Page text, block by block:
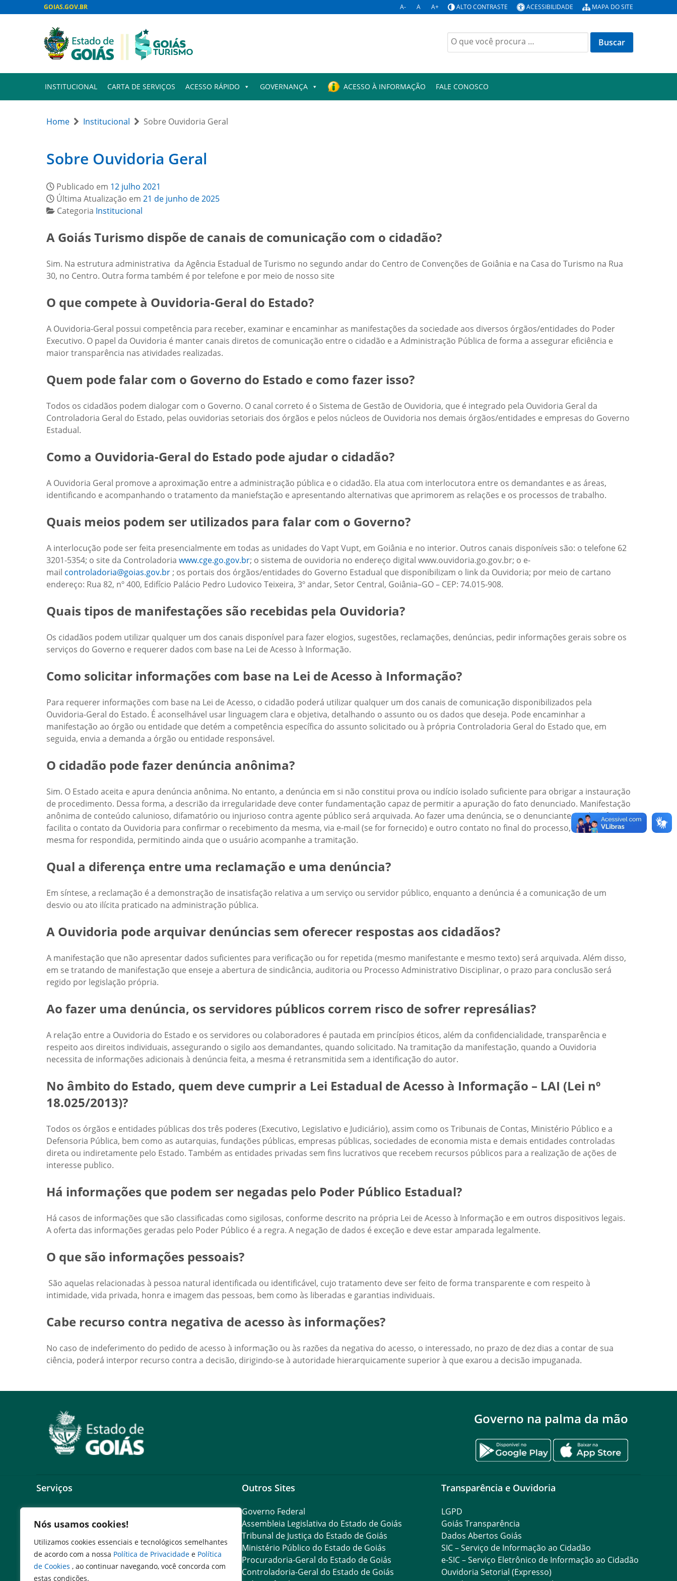
Nós usamos cookies!
Utilizamos cookies essenciais e tecnológicos semelhantes
de acordo com a nossa Política de Privacidade e Política
de Cookies , ao continuar navegando, você concorda com
estas condições.
GOIAS.GOV.BR A- A A+ ALTO CONTRASTE ACESSIBILIDADE MAPA DO SITE
Buscar
por:
INSTITUCIONAL CARTA DE SERVIÇOS ACESSO RÁPIDO GOVERNANÇA ACESSO À INFORMAÇÃO FALE CONOSCO
Home Institucional Sobre Ouvidoria Geral
Sobre Ouvidoria Geral
Publicado em 12 julho 2021
Última Atualização em 21 de junho de 2025
Categoria Institucional
A Goiás Turismo dispõe de canais de comunicação com o cidadão?
Sim. Na estrutura administrativa da Agência Estadual de Turismo no segundo andar do Centro de Convenções de Goiânia e na Casa do Turismo na Rua
30, no Centro. Outra forma também é por telefone e por meio de nosso site
O que compete à Ouvidoria-Geral do Estado?
A Ouvidoria-Geral possui competência para receber, examinar e encaminhar as manifestações da sociedade aos diversos órgãos/entidades do Poder
Executivo. O papel da Ouvidoria é manter canais diretos de comunicação entre o cidadão e a Administração Pública de forma a assegurar eficiência e
maior transparência nas atividades realizadas.
Quem pode falar com o Governo do Estado e como fazer isso?
Todos os cidadãos podem dialogar com o Governo. O canal correto é o Sistema de Gestão de Ouvidoria, que é integrado pela Ouvidoria Geral da
Controladoria Geral do Estado, pelas ouvidorias setoriais dos órgãos e pelos núcleos de Ouvidoria nos demais órgãos/entidades e empresas do Governo
Estadual.
Como a Ouvidoria-Geral do Estado pode ajudar o cidadão?
A Ouvidoria Geral promove a aproximação entre a administração pública e o cidadão. Ela atua com interlocutora entre os demandantes e as áreas,
identificando e acompanhando o tratamento da maniefstação e apresentando alternativas que aprimorem as relações e os processos de trabalho.
Quais meios podem ser utilizados para falar com o Governo?
A interlocução pode ser feita presencialmente em todas as unidades do Vapt Vupt, em Goiânia e no interior. Outros canais disponíveis são: o telefone 62
3201-5354; o site da Controladoria www.cge.go.gov.br; o sistema de ouvidoria no endereço digital www.ouvidoria.go.gov.br; o e-
mail controladoria@goias.gov.br ; os portais dos órgãos/entidades do Governo Estadual que disponibilizam o link da Ouvidoria; por meio de cartano
endereço: Rua 82, nº 400, Edifício Palácio Pedro Ludovico Teixeira, 3º andar, Setor Central, Goiânia–GO – CEP: 74.015-908.
Quais tipos de manifestações são recebidas pela Ouvidoria?
Os cidadãos podem utilizar qualquer um dos canais disponível para fazer elogios, sugestões, reclamações, denúncias, pedir informações gerais sobre os
serviços do Governo e requerer dados com base na Lei de Acesso à Informação.
Como solicitar informações com base na Lei de Acesso à Informação?
Para requerer informações com base na Lei de Acesso, o cidadão poderá utilizar qualquer um dos canais de comunicação disponibilizados pela
Ouvidoria-Geral do Estado. É aconselhável usar linguagem clara e objetiva, detalhando o assunto ou os dados que deseja. Pode encaminhar a
manifestação ao órgão ou entidade que detém a competência específica do assunto solicitado ou à própria Controladoria Geral do Estado que, em
seguida, envia a demanda a órgão ou entidade responsável.
O cidadão pode fazer denúncia anônima?
Sim. O Estado aceita e apura denúncia anônima. No entanto, a denúncia em si não constitui prova ou indício isolado suficiente para obrigar a instauração
de procedimento. Dessa forma, a descrião da irregularidade deve conter fundamentação capaz de permitir a apuração do fato denunciado. Manifestação
anônima de conteúdo calunioso, difamatório ou injurioso contra agente público será arquivada. Ao fazer uma denúncia, se o denunciante se identificar,
facilita o contato da Ouvidoria para confirmar o recebimento da mesma, via e-mail (se for fornecido) e outro contato no final do processo, quando a
mesma for respondida, permitindo ainda que o usuário acompanhe a tramitação.
Qual a diferença entre uma reclamação e uma denúncia?
Em síntese, a reclamação é a demonstração de insatisfação relativa a um serviço ou servidor público, enquanto a denúncia é a comunicação de um
desvio ou ato ilícita praticado na administração pública.
A Ouvidoria pode arquivar denúncias sem oferecer respostas aos cidadãos?
A manifestação que não apresentar dados suficientes para verificação ou for repetida (mesmo manifestante e mesmo texto) será arquivada. Além disso,
em se tratando de manifestação que enseje a abertura de sindicância, auditoria ou Processo Administrativo Disciplinar, o prazo para conclusão será
regido por legislação própria.
Ao fazer uma denúncia, os servidores públicos correm risco de sofrer represálias?
A relação entre a Ouvidoria do Estado e os servidores ou colaboradores é pautada em princípios éticos, além da confidencialidade, transparência e
respeito aos direitos individuais, assegurando o sigilo aos demandantes, quando solicitado. Na tramitação da manifestação, quando a Ouvidoria
necessita de informações adicionais à denúncia feita, a mesma é retransmitida sem a identificação do autor.
No âmbito do Estado, quem deve cumprir a Lei Estadual de Acesso à Informação – LAI (Lei nº
18.025/2013)?
Todos os órgãos e entidades públicas dos três poderes (Executivo, Legislativo e Judiciário), assim como os Tribunais de Contas, Ministério Público e a
Defensoria Pública, bem como as autarquias, fundações públicas, empresas públicas, sociedades de economia mista e demais entidades controladas
direta ou indiretamente pelo Estado. Também as entidades privadas sem fins lucrativos que recebem recursos públicos para a realização de ações de
interesse publico.
Há informações que podem ser negadas pelo Poder Público Estadual?
Há casos de informações que são classificadas como sigilosas, conforme descrito na própria Lei de Acesso à Informação e em outros dispositivos legais.
A oferta das informações geradas pelo Poder Público é a regra. A negação de dados é exceção e deve estar amparada legalmente.
O que são informações pessoais?
São aquelas relacionadas à pessoa natural identificada ou identificável, cujo tratamento deve ser feito de forma transparente e com respeito à
intimidade, vida privada, honra e imagem das pessoas, bem como às liberadas e garantias individuais.
Cabe recurso contra negativa de acesso às informações?
No caso de indeferimento do pedido de acesso à informação ou às razões da negativa do acesso, o interessado, no prazo de dez dias a contar de sua
ciência, poderá interpor recurso contra a decisão, dirigindo-se à autoridade hierarquicamente superior à que exarou a decisão impuganada.
Governo na palma da mão
Serviços
Expresso Aplicações
SEI Governadoria
Cadastro de Autoridades
Escola de Governo
Outros Sites
Governo Federal
Assembleia Legislativa do Estado de Goiás
Tribunal de Justiça do Estado de Goiás
Ministério Público do Estado de Goiás
Procuradoria-Geral do Estado de Goiás
Controladoria-Geral do Estado de Goiás
Transparência e Ouvidoria
LGPD
Goiás Transparência
Dados Abertos Goiás
SIC – Serviço de Informação ao Cidadão
e-SIC – Serviço Eletrônico de Informação ao Cidadão
Ouvidoria Setorial (Expresso)